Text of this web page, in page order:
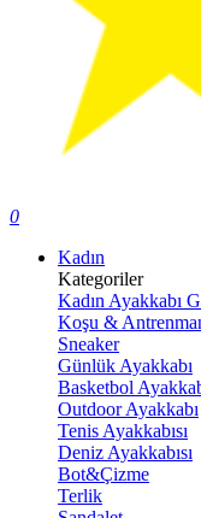
0
Kadın
Kategoriler
Kadın Ayakkabı
Koşu &
Sneaker
Günlük Ayakkabı
Basketbol
Outdoor Ayakkabı
Tenis Ayakkabısı
Deniz Ayakkabısı
Bot&Çizme
Terlik